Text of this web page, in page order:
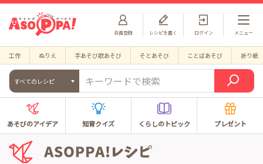
会員登録 ログイン
レシピを書く メニュー
工作 ぬりえ 手あそび歌あそび そとあそび ことばあそび 折り紙
すべてのレシピ
あそびのアイデア 知育クイズ くらしのトピック プレゼント